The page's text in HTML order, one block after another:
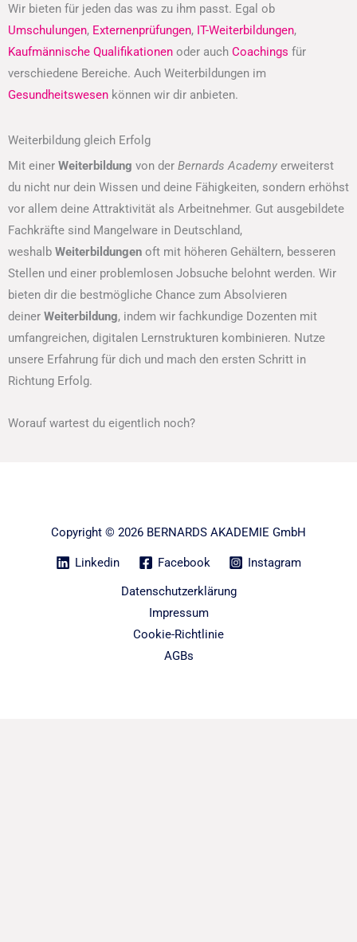
Wir bieten für jeden das was zu ihm passt. Egal ob
Umschulungen, Externenprüfungen, IT-Weiterbildungen,
Kaufmännische Qualifikationen oder auch Coachings für
verschiedene Bereiche. Auch Weiterbildungen im
Gesundheitswesen können wir dir anbieten.
Weiterbildung gleich Erfolg
Mit einer Weiterbildung von der Bernards Academy erweiterst
du nicht nur dein Wissen und deine Fähigkeiten, sondern erhöhst
vor allem deine Attraktivität als Arbeitnehmer. Gut ausgebildete
Fachkräfte sind Mangelware in Deutschland,
weshalb Weiterbildungen oft mit höheren Gehältern, besseren
Stellen und einer problemlosen Jobsuche belohnt werden. Wir
bieten dir die bestmögliche Chance zum Absolvieren
deiner Weiterbildung, indem wir fachkundige Dozenten mit
umfangreichen, digitalen Lernstrukturen kombinieren. Nutze
unsere Erfahrung für dich und mach den ersten Schritt in
Richtung Erfolg.
Worauf wartest du eigentlich noch?
Copyright © 2026 BERNARDS AKADEMIE GmbH
Linkedin Facebook
Instagram
Datenschutzerklärung
Impressum
Cookie-Richtlinie
AGBs